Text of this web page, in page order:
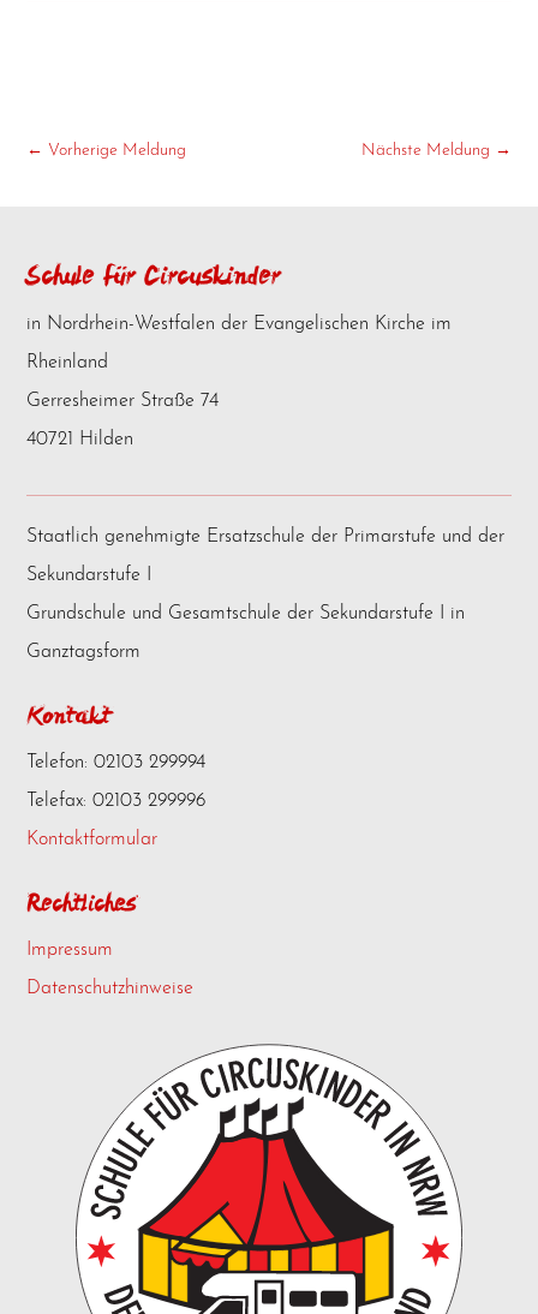
←Vorherige Meldung Nächste Meldung →
Schule für Circuskinder
in Nordrhein-Westfalen der Evangelischen Kirche im
Rheinland
Gerresheimer Straße 74
40721 Hilden
Staatlich genehmigte Ersatzschule der Primarstufe und der
Sekundarstufe I
Grundschule und Gesamtschule der Sekundarstufe I in
Ganztagsform
Kontakt
Telefon: 02103 299994
Telefax: 02103 299996
Kontaktformular
Rechtliches
Impressum
Datenschutzhinweise